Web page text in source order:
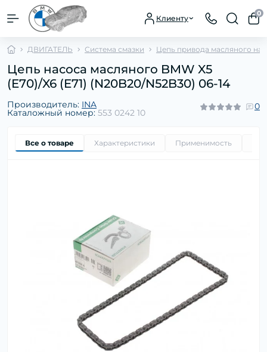
Клиенту
0
ДВИГАТЕЛЬ Система смазки Цепь привода масляного
Цепь насоса масляного BMW X5
(E70)/X6 (E71) (N20B20/N52B30) 06-14
Производитель: INA
Каталожный номер: 553 0242 10
0
Все о товаре Характеристики Применимость